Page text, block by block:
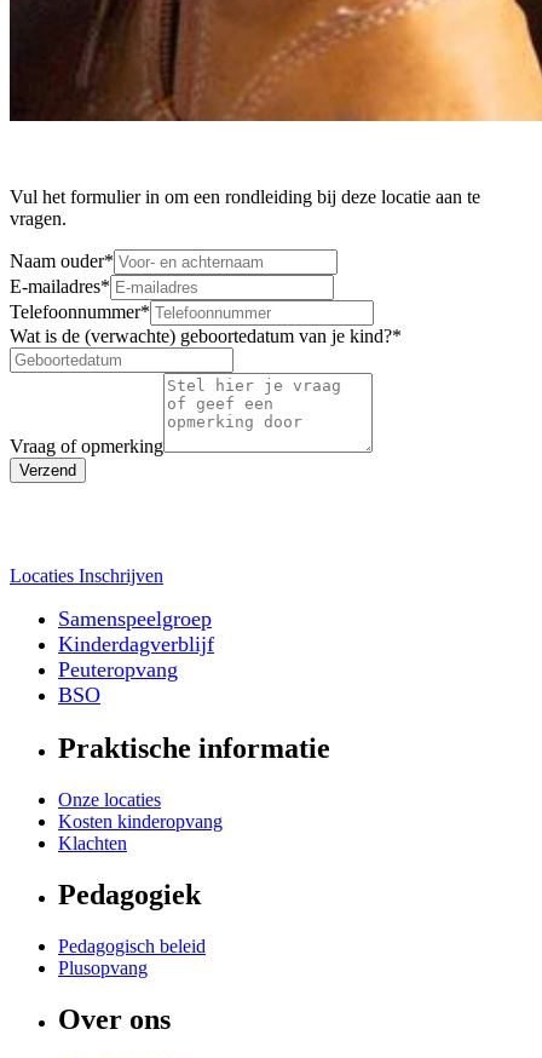
Vul het formulier in om een rondleiding bij deze locatie aan te
vragen.
Naam ouder*
E-mailadres*
Telefoonnummer*
Wat is de (verwachte) geboortedatum van je kind?*
Vraag of opmerking
Verzend
Locaties Inschrijven
Samenspeelgroep
Kinderdagverblijf
Peuteropvang
BSO
Praktische informatie
Onze locaties
Kosten kinderopvang
Klachten
Pedagogiek
Pedagogisch beleid
Plusopvang
Over ons